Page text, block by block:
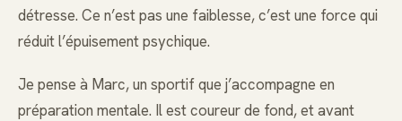
détresse. Ce n’est pas une faiblesse, c’est une force qui
réduit l’épuisement psychique.
Je pense à Marc, un sportif que j’accompagne en
préparation mentale. Il est coureur de fond, et avant